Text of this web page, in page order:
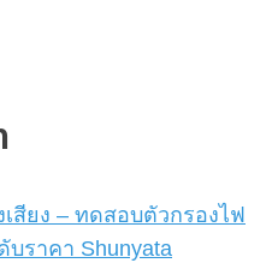
เสียง – ทดสอบตัวกรองไฟ
ราคา Shunyata